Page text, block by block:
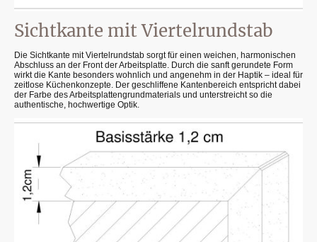
Sichtkante mit Viertelrundstab
Die Sichtkante mit Viertelrundstab sorgt für einen weichen, harmonischen
Abschluss an der Front der Arbeitsplatte. Durch die sanft gerundete Form
wirkt die Kante besonders wohnlich und angenehm in der Haptik – ideal für
zeitlose Küchenkonzepte. Der geschliffene Kantenbereich entspricht dabei
der Farbe des Arbeitsplattengrundmaterials und unterstreicht so die
authentische, hochwertige Optik.